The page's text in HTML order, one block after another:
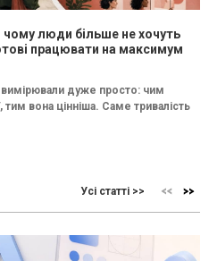
чому люди більше не хочуть
працювати на максимум
вимірювали дуже просто: чим
вона цінніша. Саме тривалість
Усі статті >>